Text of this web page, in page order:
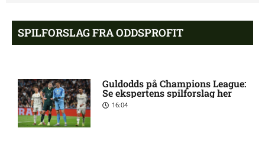
skade hos Bodø/Glimt
Bodo/Glimt: Optakt,
forventede opstillinger,
skader og karantæner
[2026/08/08]
SPILFORSLAG FRA ODDSPROFIT
Guldodds på Champions League:
Se ekspertens spilforslag her
16:04